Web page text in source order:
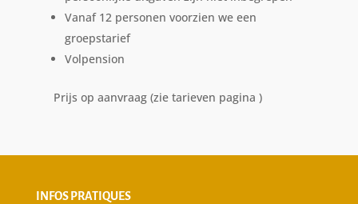
Vanaf 12 personen voorzien we een
groepstarief
Volpension
Prijs op aanvraag (zie tarieven pagina )
INFOS PRATIQUES